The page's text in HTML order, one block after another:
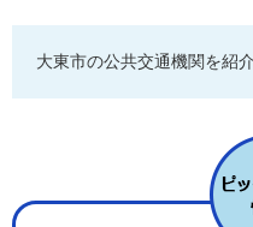
大東市の公共交通機関を紹